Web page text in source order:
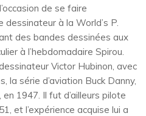
de se faire
dessinateur à la World’s P.
des bandes dessinées aux
à l’hebdomadaire Spirou.
Victor Hubinon, avec
la série d’aviation Buck Danny,
1947. Il fut d’ailleurs pilote
et l’expérience acquise lui a